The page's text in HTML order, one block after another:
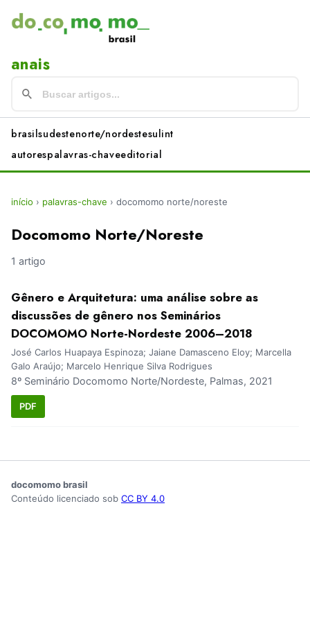
anais
brasilsudestenorte/nordestesulint
autorespalavras-chaveeditorial
início › palavras-chave › docomomo norte/noreste
Docomomo Norte/Noreste
1 artigo
Gênero e Arquitetura: uma análise sobre as
discussões de gênero nos Seminários
DOCOMOMO Norte-Nordeste 2006–2018
José Carlos Huapaya Espinoza; Jaiane Damasceno Eloy; Marcella
Galo Araújo; Marcelo Henrique Silva Rodrigues
8º Seminário Docomomo Norte/Nordeste, Palmas, 2021
PDF
docomomo brasil
Conteúdo licenciado sob CC BY 4.0